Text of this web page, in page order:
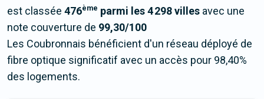
est classée 476ème parmi les 4 298 villes avec une
note couverture de 99,30/100
Les Coubronnais bénéficient d'un réseau déployé de
fibre optique significatif avec un accès pour 98,40%
des logements.